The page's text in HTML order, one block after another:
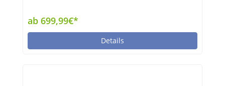
ab 699,99€*
Details